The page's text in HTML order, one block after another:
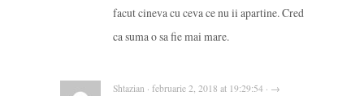
facut cineva cu ceva ce nu ii apartine. Cred
ca suma o sa fie mai mare.
Shtazian · februarie 2, 2018 at 19:29:54 · →